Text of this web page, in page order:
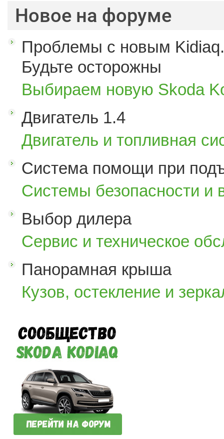
Новое на форуме
Проблемы с новым
Будьте осторожны
Выбираем новую Skoda
Двигатель 1.4
Двигатель и топливная
Система помощи при
Системы безопасности и
Выбор дилера
Сервис и техническое
Панорамная крыша
Кузов, остекление и